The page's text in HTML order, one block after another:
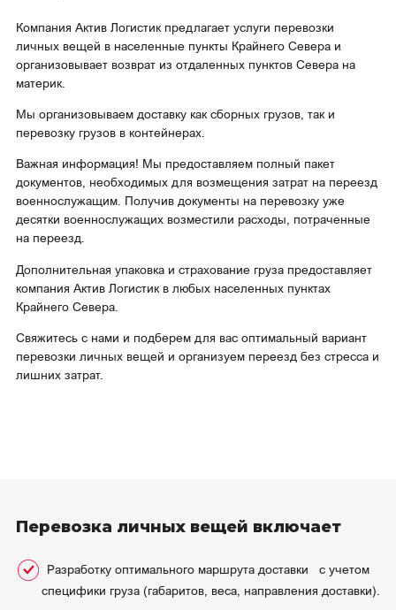
Ямало-Ненецкий АО
Вакансии
Компания Актив Логистик предлагает услуги перевозки
личных вещей в населенные пункты Крайнего Севера и
организовывает возврат из отдаленных пунктов Севера на
материк.
Мы организовываем доставку как сборных грузов, так и
перевозку грузов в контейнерах.
Важная информация! Мы предоставляем полный пакет
документов, необходимых для возмещения затрат на переезд
военнослужащим. Получив документы на перевозку уже
десятки военнослужащих возместили расходы, потраченные
на переезд.
Дополнительная упаковка и страхование груза предоставляет
компания Актив Логистик в любых населенных пунктах
Крайнего Севера.
Свяжитесь с нами и подберем для вас оптимальный вариант
перевозки личных вещей и организуем переезд без стресса и
лишних затрат.
Перевозка личных вещей включает
Разработку оптимального маршрута доставки с учетом
специфики груза (габаритов, веса, направления доставки).